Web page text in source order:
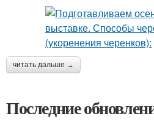
читать дальше →
Последние